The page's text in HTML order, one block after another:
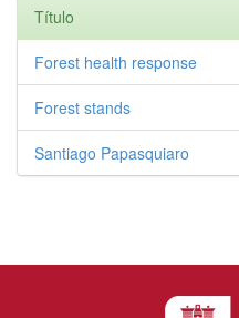
Título
Forest health response
Forest stands
Santiago Papasquiaro